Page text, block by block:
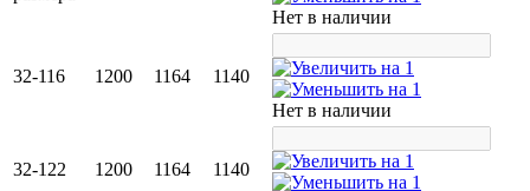
Нет в наличии
32-116 1200 1164
1140
Нет в наличии
32-122 1200 1164
1140